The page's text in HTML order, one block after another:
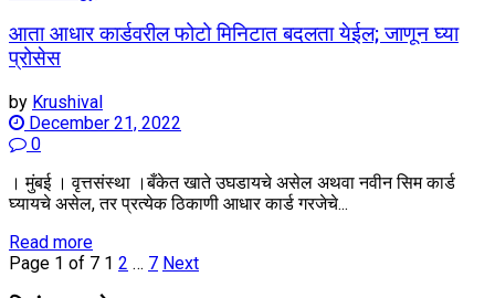
आता आधार कार्डवरील फोटो मिनिटात बदलता येईल; जाणून घ्या
प्रोसेस
by Krushival
December 21, 2022
0
। मुंबई । वृत्तसंस्था ।बँकेत खाते उघडायचे असेल अथवा नवीन सिम कार्ड
घ्यायचे असेल, तर प्रत्येक ठिकाणी आधार कार्ड गरजेचे...
Read moreDetails
Page 1 of 7 1 2 … 7 Next